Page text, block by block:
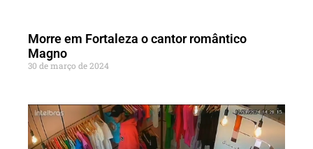
Morre em Fortaleza o cantor romântico
Magno
30 de março de 2024